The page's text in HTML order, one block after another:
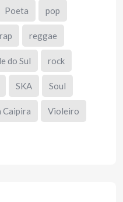
Poeta pop
rap reggae
do Sul rock
SKA Soul
Caipira Violeiro